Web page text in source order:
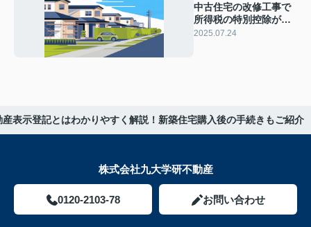
中古住宅の改修工事で
所得税の特別控除が使
える？補助金等もわか
2025.07.24
産表示登記とはわかりやすく解説！新築住宅購入後の手続きもご紹介
株式会社九大学研不動産
0120-2103-78 お問い合わせ